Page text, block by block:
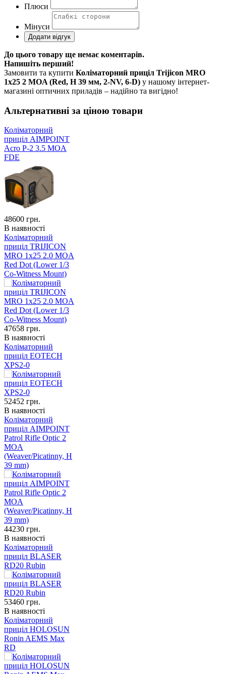
Плюси
Мінуси
До цього товару ще немає коментарів.
Напишіть перший!
Замовити та купити Коліматорний приціл Trijicon MRO
1x25 2 MOA (Red, H 39 мм, 2-NV, 6-D) у нашому інтернет-
магазині оптичних приладів – надійно та вигідно!
Альтернативні за ціною товари
Коліматорний
приціл AIMPOINT
Acro P-2 3.5 MOA
FDE
48600 грн.
В наявності
Коліматорний
приціл TRIJICON
MRO 1x25 2.0 MOA
Red Dot (Lower 1/3
Co-Witness Mount)
47658 грн.
В наявності
Коліматорний
приціл EOTECH
XPS2-0
52452 грн.
В наявності
Коліматорний
приціл AIMPOINT
Patrol Rifle Optic 2
MOA
(Weaver/Picatinny, H
39 mm)
44230 грн.
В наявності
Коліматорний
приціл BLASER
RD20 Rubin
53460 грн.
В наявності
Коліматорний
приціл HOLOSUN
Ronin AEMS Max
RD